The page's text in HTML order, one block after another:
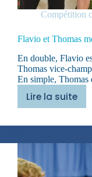
Compétition
Flavio et Thomas
En double, Flavio
Thomas vice-
En simple, Thomas
Lire la suite
Flavio
Thomas